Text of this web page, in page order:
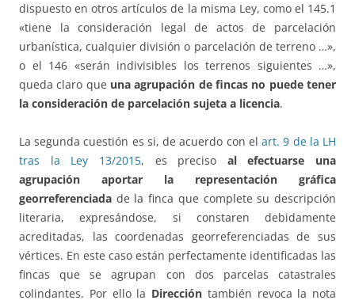
dispuesto en otros artículos de la misma Ley, como el 145.1
«tiene la consideración legal de actos de parcelación
urbanística, cualquier división o parcelación de terreno …»,
o el 146 «serán indivisibles los terrenos siguientes …»,
queda claro que una agrupación de fincas no puede tener
la consideración de parcelación sujeta a licencia.
La segunda cuestión es si, de acuerdo con elart. 9 de la LH
tras la Ley 13/2015, es preciso al efectuarse una
agrupación aportar la representación gráfica
georreferenciada de la finca que complete su descripción
literaria, expresándose, si constaren debidamente
acreditadas, las coordenadas georreferenciadas de sus
vértices. En este caso están perfectamente identificadas las
fincas que se agrupan con dos parcelas catastrales
colindantes. Por ello la Dirección también revoca la nota